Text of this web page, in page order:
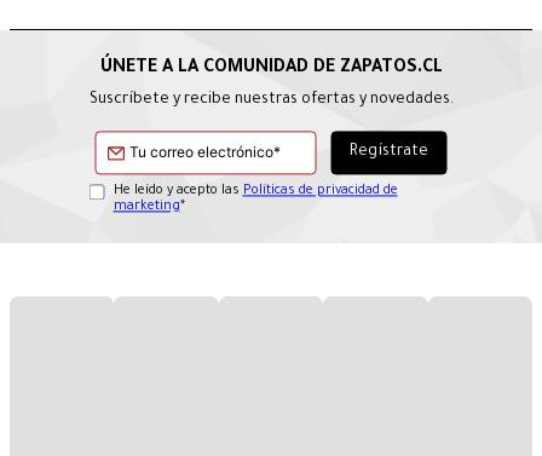
Suscríbete y recibe nuestras ofertas y novedades.
He leído y acepto las Políticas de privacidad de
marketing*